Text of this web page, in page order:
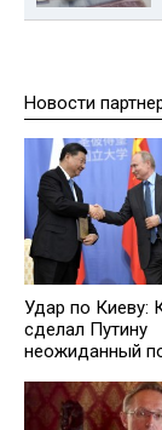
Новости
Удар по Киеву:
сделал Путину
неожиданный